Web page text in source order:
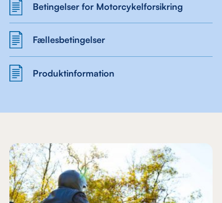
Betingelser for Motorcykelforsikring
Fællesbetingelser
Produktinformation